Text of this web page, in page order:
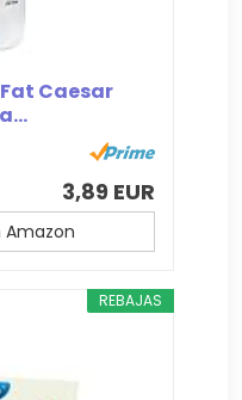
Caesar
3,89 EUR
REBAJAS